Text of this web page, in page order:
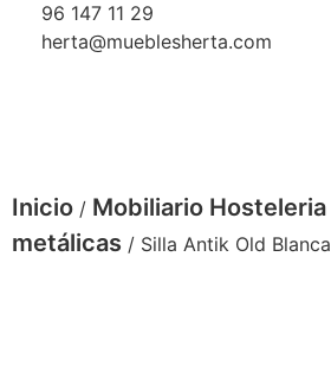
96 147 11 29
herta@mueblesherta.com
Inicio / Mobiliario Hosteleria
metálicas / Silla Antik Old Blanca